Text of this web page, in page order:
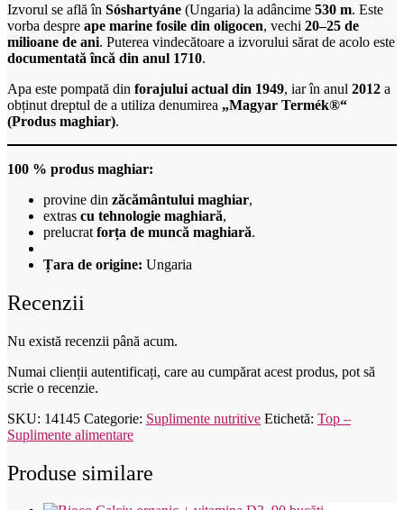
Izvorul se află în Sóshartyáne (Ungaria) la adâncime 530 m. Este
vorba despre ape marine fosile din oligocen, vechi 20–25 de
milioane de ani. Puterea vindecătoare a izvorului sărat de acolo este
documentată încă din anul 1710.
Apa este pompată din forajului actual din 1949, iar în anul 2012 a
obținut dreptul de a utiliza denumirea „Magyar Termék®“
(Produs maghiar).
100 % produs maghiar:
provine din zăcământului maghiar,
extras cu tehnologie maghiară,
prelucrat forța de muncă maghiară.
Țara de origine: Ungaria
Recenzii
Nu există recenzii până acum.
Numai clienții autentificați, care au cumpărat acest produs, pot să
scrie o recenzie.
SKU: 14145 Categorie: Suplimente nutritive Etichetă: Top –
Suplimente alimentare
Produse similare